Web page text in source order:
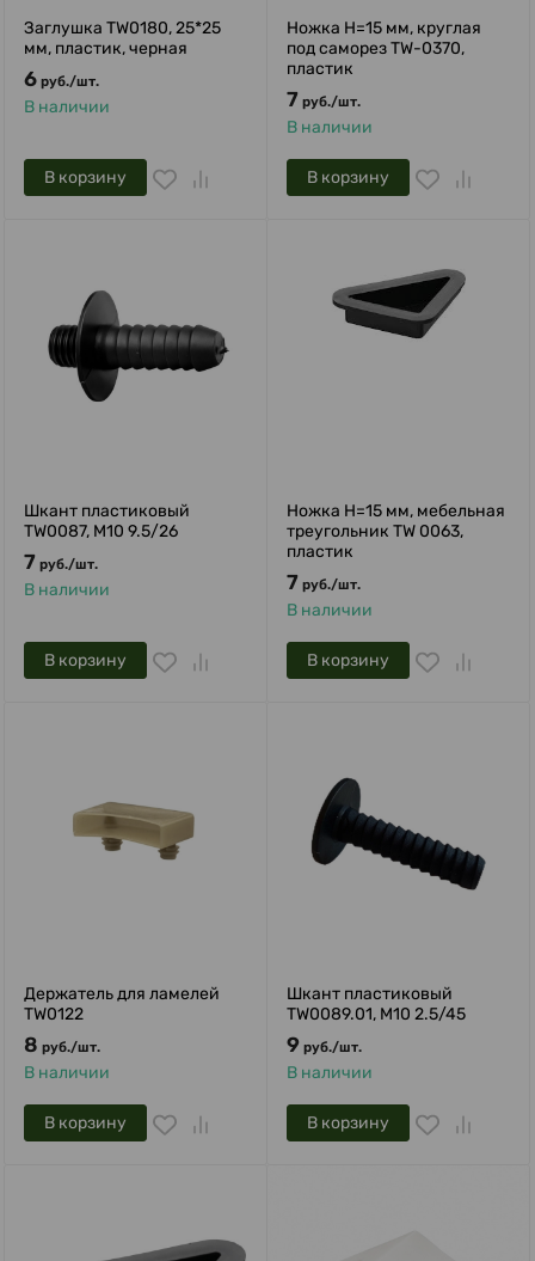
Заглушка TW0180, 25*25
мм, пластик, черная
6 руб./шт.
В наличии
В корзину
Ножка H=15 мм, круглая
под саморез TW-0370,
пластик
7 руб./шт.
В наличии
В корзину
Шкант пластиковый
TW0087, М10 9.5/26
7 руб./шт.
В наличии
В корзину
Ножка H=15 мм, мебельная
треугольник TW 0063,
пластик
7 руб./шт.
В наличии
В корзину
Держатель для ламелей
TW0122
8 руб./шт.
В наличии
В корзину
Шкант пластиковый
TW0089.01, М10 2.5/45
9 руб./шт.
В наличии
В корзину